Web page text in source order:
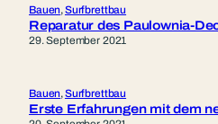
Bauen, Surfbrettbau
Reparatur des Paulownia-
29. September 2021
Bauen, Surfbrettbau
Erste Erfahrungen mit dem